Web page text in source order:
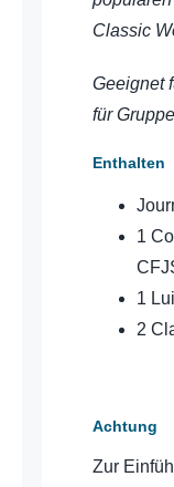
Classic
Geeignet
für
Enthalten
1
1
2
Achtung
Zur